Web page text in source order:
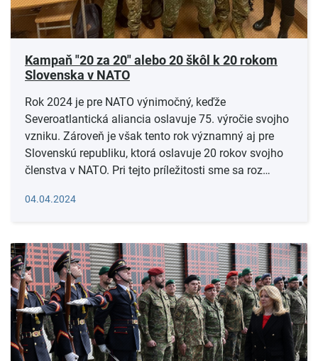
Kampaň "20 za 20" alebo 20 škôl k 20 rokom
Slovenska v NATO
Rok 2024 je pre NATO výnimočný, keďže
Severoatlantická aliancia oslavuje 75. výročie svojho
vzniku. Zároveň je však tento rok významný aj pre
Slovenskú republiku, ktorá oslavuje 20 rokov svojho
členstva v NATO. Pri tejto príležitosti sme sa roz…
04.04.2024Čítať viac